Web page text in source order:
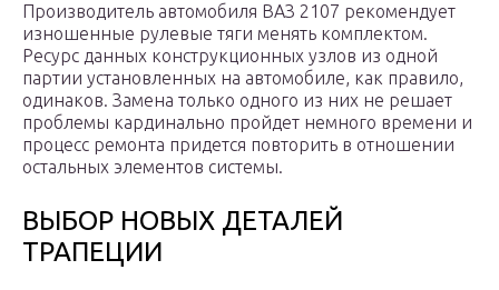
Производитель автомобиля ВАЗ 2107 рекомендует
изношенные рулевые тяги менять комплектом.
Ресурс данных конструкционных узлов из одной
партии установленных на автомобиле, как правило,
одинаков. Замена только одного из них не решает
проблемы кардинально пройдет немного времени и
процесс ремонта придется повторить в отношении
остальных элементов системы.
ВЫБОР НОВЫХ ДЕТАЛЕЙ
ТРАПЕЦИИ